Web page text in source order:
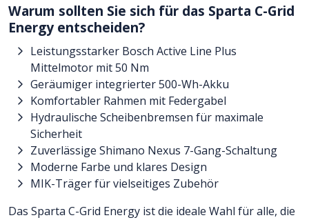
Warum sollten Sie sich für das Sparta C-Grid
Energy entscheiden?
Leistungsstarker Bosch Active Line Plus
Mittelmotor mit 50 Nm
Geräumiger integrierter 500-Wh-Akku
Komfortabler Rahmen mit Federgabel
Hydraulische Scheibenbremsen für maximale
Sicherheit
Zuverlässige Shimano Nexus 7-Gang-Schaltung
Moderne Farbe und klares Design
MIK-Träger für vielseitiges Zubehör
Das Sparta C-Grid Energy ist die ideale Wahl für alle, die